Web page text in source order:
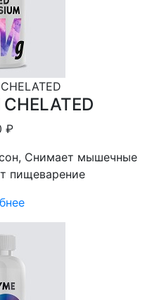
₽
Снимает мышечные
пищеварение